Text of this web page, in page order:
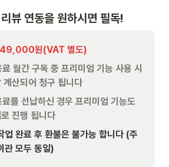
뷰 연동을 원하시면 필독!
49,000원(VAT 별도)
월간 구독 중 프리미엄 기능 사용 시
계산되어 청구 됩니다
를 선납하신 경우 프리미엄 기능도
진행 됩니다
업 완료 후 환불은 불가능 합니다 (주
관 모두 동일)